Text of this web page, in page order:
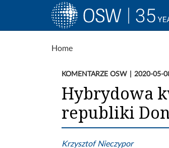
Main
navigation
Home
KOMENTARZE OSW 2020-05-
Hybrydowa
republiki
Krzysztof Nieczypor